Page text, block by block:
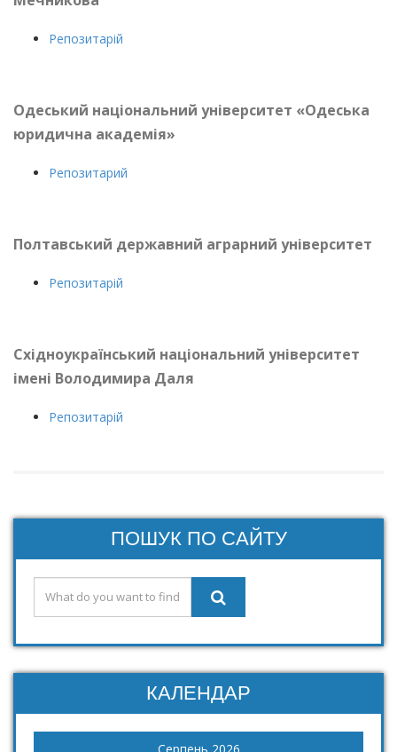
Репозитарій
Одеський національний університет «Одеська
юридична академія»
Репозитарий
Полтавський державний аграрний університет
Репозитарій
Східноукраїнський національний університет
імені Володимира Даля
Репозитарій
ПОШУК ПО САЙТУ
КАЛЕНДАР